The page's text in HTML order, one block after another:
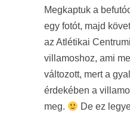
Megkaptuk a
egy fotót, majd
az Atlétikai
villamoshoz, ami
változott, mert a
érdekében a
meg.
De ez